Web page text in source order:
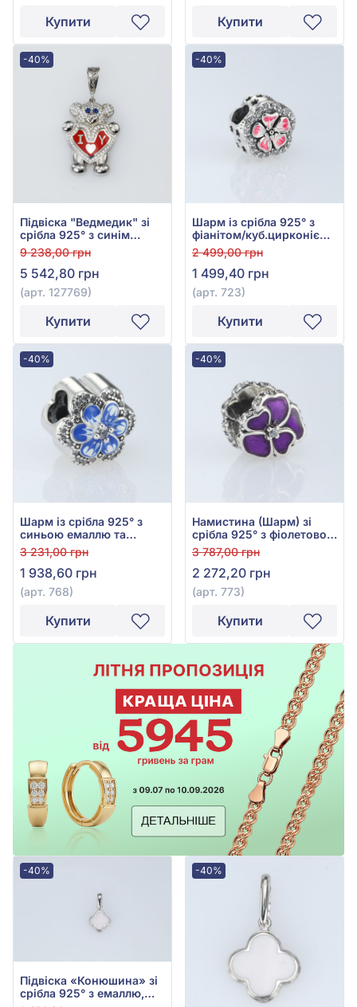
Купити Купити
-40%
Підвіска "Ведмедик" зі
срібла 925° з синім
фіанітом/куб.цирконієм,
фіанітом/куб.цирконієм
та червоною емаллю,
арт. 127769
9 238,00 грн
5 542,80 грн
(арт. 127769)
Купити
-40%
Шарм із срібла 925° з
фіанітом/куб.цирконієм
та червоною емаллю,
арт. 723
2 499,00 грн
1 499,40 грн
(арт. 723)
Купити
-40%
Шарм із срібла 925° з
синьою емаллю та
фіанітом, арт. 768
3 231,00 грн
1 938,60 грн
(арт. 768)
Купити
-40%
Намистина (Шарм) зі
срібла 925° з фіолетовою
емаллю, арт. 773
3 787,00 грн
2 272,20 грн
(арт. 773)
Купити
-40%
Підвіска «Конюшина» зі
срібла 925° з емаллю,
-40%